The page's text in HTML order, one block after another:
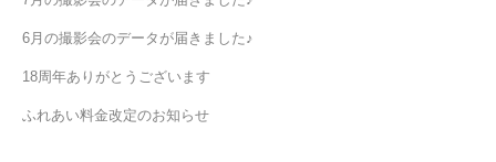
6月の撮影会のデータが届きました♪
18周年ありがとうございます
ふれあい料金改定のお知らせ